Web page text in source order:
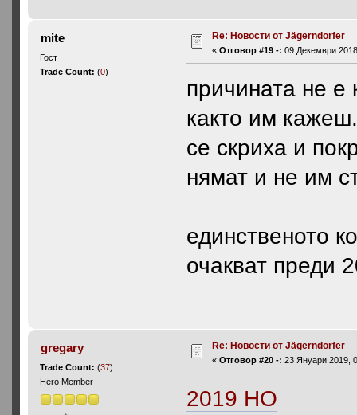
mite
Гост
Trade Count:(0)
Re: Новости от Jägerndorfer
«Отговор #19 -: 09 Декември
причината не е
както им
се скриха и
нямат и не им
единственото
очакват преди
gregary
Trade Count:(37)
Hero Member
Re: Новости от Jägerndorfer
«Отговор #20 -: 23 Януари 2019,
2019 HO